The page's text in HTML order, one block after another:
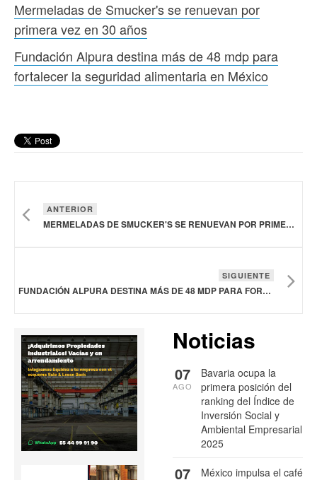
Mermeladas de Smucker's se renuevan por
primera vez en 30 años
Fundación Alpura destina más de 48 mdp para
fortalecer la seguridad alimentaria en México
ANTERIOR
MERMELADAS DE SMUCKER'S SE RENUEVAN POR PRIMERA VEZ EN 30 AÑOS
SIGUIENTE
FUNDACIÓN ALPURA DESTINA MÁS DE 48 MDP PARA FORTALECER LA SEGURIDAD ALIMENTARIA EN MÉXICO
Noticias
Bavaria ocupa la
primera posición del
ranking del Índice de
Inversión Social y
Ambiental Empresarial
2025
07
AGO
México impulsa el café
07